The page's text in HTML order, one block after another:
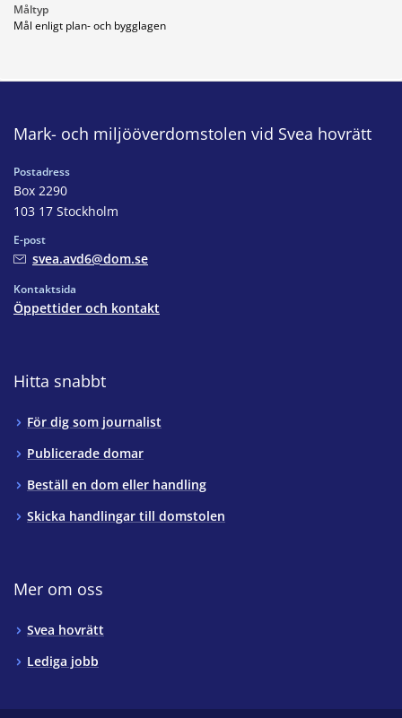
Måltyp
Mål enligt plan- och bygglagen
Mark- och miljööverdomstolen vid Svea hovrätt
Postadress
Box 2290
103 17 Stockholm
E-post
svea.avd6@dom.se
Kontaktsida
Öppettider och kontakt
Hitta snabbt
För dig som journalist
Publicerade domar
Beställ en dom eller handling
Skicka handlingar till domstolen
Mer om oss
Svea hovrätt
Lediga jobb